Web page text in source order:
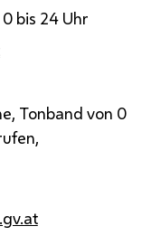
bis 24 Uhr
, Tonband von 0